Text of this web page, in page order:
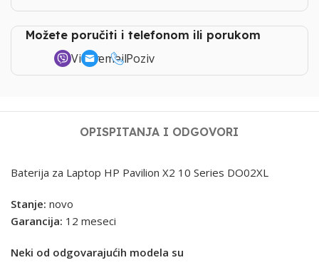
Možete poručiti i telefonom ili porukom
ViberemailPoziv
OPISPITANJA I ODGOVORI
Baterija za Laptop HP Pavilion X2 10 Series DO02XL
Stanje: novo
Garancija: 12 meseci
Neki od odgovarajućih modela su